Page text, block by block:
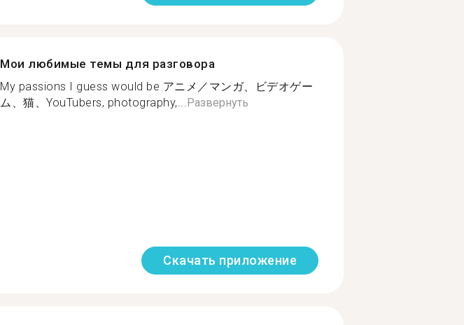
Мои любимые темы для разговора
My passions I guess would be アニメ／マンガ、ビデオゲー
ム、猫、YouTubers, photography,...Развернуть
Скачать приложение